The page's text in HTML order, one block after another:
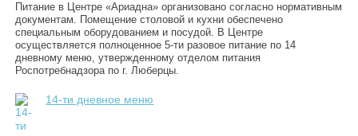
Питание в Центре «Ариадна» организовано согласно нормативным
документам. Помещение столовой и кухни обеспечено
специальным оборудованием и посудой. В Центре
осуществляется полноценное 5-ти разовое питание по 14
дневному меню, утвержденному отделом питания
Роспотребнадзора по г. Люберцы.
14-ти дневное меню